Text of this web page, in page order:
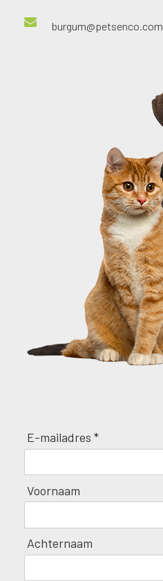
burgum@petsenco.com
E-mailadres *
Voornaam
Achternaam